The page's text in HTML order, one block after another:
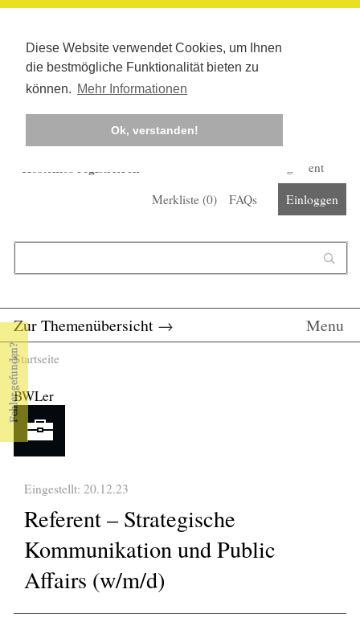
Diese Website verwendet Cookies, um Ihnen
die bestmögliche Funktionalität bieten zu
können. Mehr Informationen
Ok, verstanden!
Kostenlos registrieren
Corona-Management
Merkliste (0) FAQs Einloggen
Zur Themenübersicht → Menu
Sie sind hier
Startseite
BWLer
Eingestellt: 20.12.23
Referent – Strategische
Kommunikation und Public
Affairs (w/m/d)